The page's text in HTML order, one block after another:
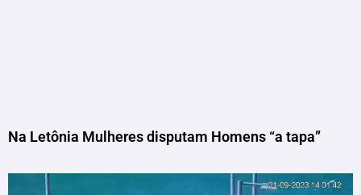
Na Letônia Mulheres disputam Homens “a tapa”